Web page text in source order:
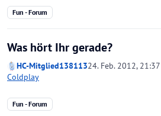
Fun - Forum
Was hört Ihr gerade?
HC-Mitglied13811324. Feb. 2012, 21:37
Coldplay
Fun - Forum